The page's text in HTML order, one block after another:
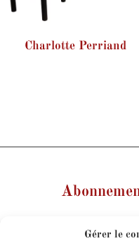
Gérer le
Charlotte Perriand